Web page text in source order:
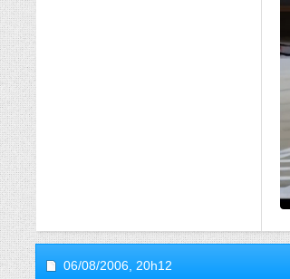
06/08/2006, 20h12